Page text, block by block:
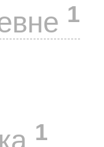
1
1